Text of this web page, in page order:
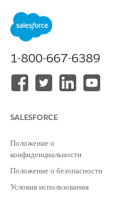
Показатели укомплектования
ПОКАЗАТЕЛЬ
Плановое
Чистое штатное
расписание
Чистая укомплектованность
1-800-667-6389
SALESFORCE
Положение о
конфиденциальности
Положение о безопасности
Условия использования